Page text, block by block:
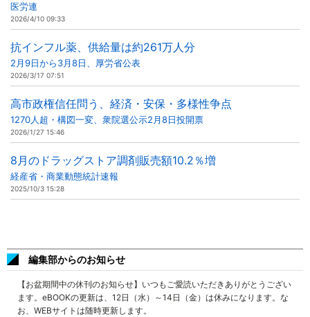
医労連
2026/4/10 09:33
抗インフル薬、供給量は約261万人分
2月9日から3月8日、厚労省公表
2026/3/17 07:51
高市政権信任問う、経済・安保・多様性争点
1270人超・構図一変、衆院選公示2月8日投開票
2026/1/27 15:46
8月のドラッグストア調剤販売額10.2％増
経産省・商業動態統計速報
2025/10/3 15:28
編集部からのお知らせ
【お盆期間中の休刊のお知らせ】いつもご愛読いただきありがとうござい
ます。eBOOKの更新は、12日（水）～14日（金）は休みになります。な
お、WEBサイトは随時更新します。